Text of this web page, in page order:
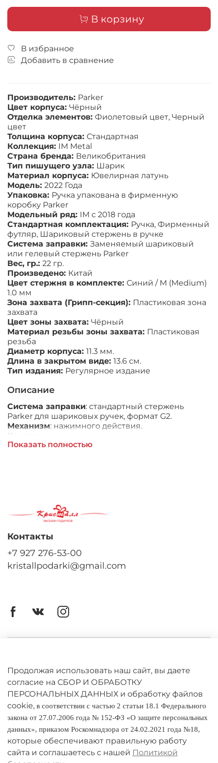
В корзину
В избранное
Добавить в сравнение
Производитель: Parker
Цвет корпуса: Чёрный
Отделка элементов: Фиолетовый цвет, Черный
цвет
Толщина корпуса: Стандартная
Коллекция: IM Metal
Страна бренда: Великобритания
Тип пишущего узла: Шарик
Материал корпуса: Ювелирная латунь
Модель: 2022 Года
Упаковка: Ручка упакована в фирменную
коробку Parker
Модельный ряд: IM с 2018 года
Стандартная комплектация: Ручка, Фирменный
футляр, Шариковый стержень в ручке
Система заправки: Заменяемый шариковый
или гелевый стержень Parker
Вес, гр.: 22 гр.
Произведено: Китай
Цвет стержня в комплекте: Синий / М (Medium)
1.0 мм
Зона захвата (Грипп-секция): Пластиковая зона
захвата
Цвет зоны захвата: Чёрный
Материал резьбы зоны захвата: Пластиковая
резьба
Диаметр корпуса: 11.3 мм.
Длина в закрытом виде: 13.6 см.
Тип издания: Регулярное издание
Описание
Система заправки: стандартный стержень
Parker для шариковых ручек, формат G2.
Механизм: нажимного действия.
Корпус
Отделка: многослойное матовое покрытие
футляр, шариковый стержень синий / М (Medium)
1.0 мм.
Особенности:
Удивительная аэродинамичная и
сбалансированная форма корпуса для
непринужденного письма. Ручка полностью
металлическая, что обеспечивает длительный
механизм с фиксацией стержня в выдвинутом
положении. Кнопка с фирменным звуком «клик»
разработанная с учетом потребностей
современных профессионалов, несомненно,
будет выделяться на любом рабочем месте.
Сочетая полностью черную гладкую и
минималистскую отделку со смелыми яркими
акцентами в виде колец, эта роскошная ручка
знает, как произвести отличное первое
впечатление благодаря сдержанному стилю.
Благодаря более чем столетнему опыту и
мастерству собственного производства, эта
Показать полностью
Оферта
Политика конфиденциальности
Оплата и доставка
Условия обмена и возврата
Реквизиты
Контакты
+7 927 276-53-00
kristallpodarki@gmail.com
Продолжая использовать наш сайт, вы даете
согласие на СБОР И ОБРАБОТКУ
ПЕРСОНАЛЬНЫХ ДАННЫХ и обработку файлов
cookie, в соответствии с частью 2 статьи 18.1 Федерального
закона от 27.07.2006 года № 152-ФЗ «О защите персональных
данных», приказом Роскомнадзора от 24.02.2021 года №18,
которые обеспечивают правильную работу
сайта и соглашаетесь с нашей Политикой